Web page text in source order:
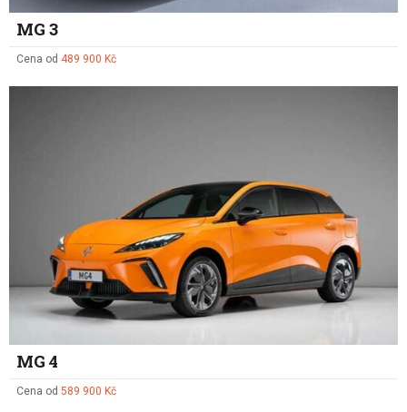
MG 3
Cena od 489 900 Kč
MG 4
Cena od 589 900 Kč